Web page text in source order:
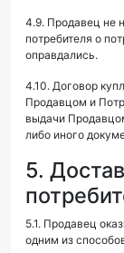
4.9. Продавец не
потребителя о
оправдались.
4.10. Договор
Продавцом и
выдачи
либо иного
5.
5.1. Продавец
одним из